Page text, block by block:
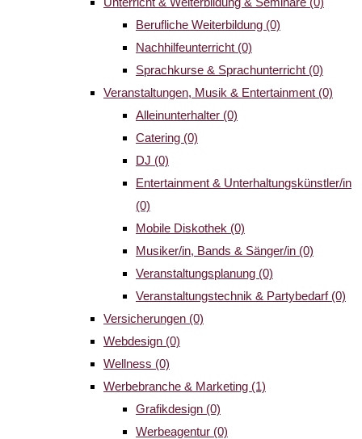
Berufliche Weiterbildung (0)
Nachhilfeunterricht (0)
Sprachkurse & Sprachunterricht (0)
Veranstaltungen, Musik & Entertainment (0)
Alleinunterhalter (0)
Catering (0)
DJ (0)
Entertainment & Unterhaltungskünstler/in
(0)
Mobile Diskothek (0)
Musiker/in, Bands & Sänger/in (0)
Veranstaltungsplanung (0)
Veranstaltungstechnik & Partybedarf (0)
Versicherungen (0)
Webdesign (0)
Wellness (0)
Werbebranche & Marketing (1)
Grafikdesign (0)
Werbeagentur (0)